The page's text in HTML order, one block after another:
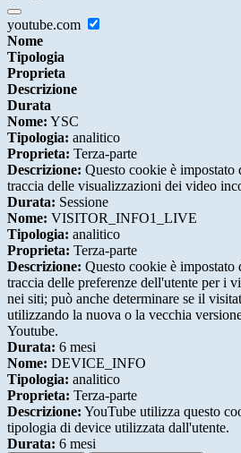
youtube.com
Nome
Tipologia
Proprieta
Descrizione
Durata
Nome: YSC
Tipologia: analitico
Proprieta: Terza-parte
Descrizione: Questo cookie è impostato
traccia delle visualizzazioni dei video
Durata: Sessione
Nome: VISITOR_INFO1_LIVE
Tipologia: analitico
Proprieta: Terza-parte
Descrizione: Questo cookie è impostato
traccia delle preferenze dell'utente per i
nei siti; può anche determinare se il
utilizzando la nuova o la vecchia
Youtube.
Durata: 6 mesi
Nome: DEVICE_INFO
Tipologia: analitico
Proprieta: Terza-parte
Descrizione: YouTube utilizza questo
tipologia di device utilizzata dall'utente.
Durata: 6 mesi